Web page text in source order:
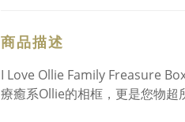
商品描述
I Love Ollie Family Freasure
療癒系Ollie的相框，更是您物超